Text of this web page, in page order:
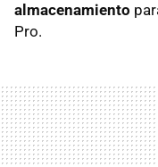
almacenamiento
Pro.